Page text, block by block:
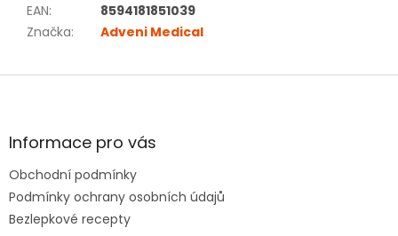
EAN:
8594181851039
Značka: Adveni Medical
Z
aInformace pro vás
Obchodní podmínky
Podmínky ochrany osobních údajů
Bezlepkové recepty